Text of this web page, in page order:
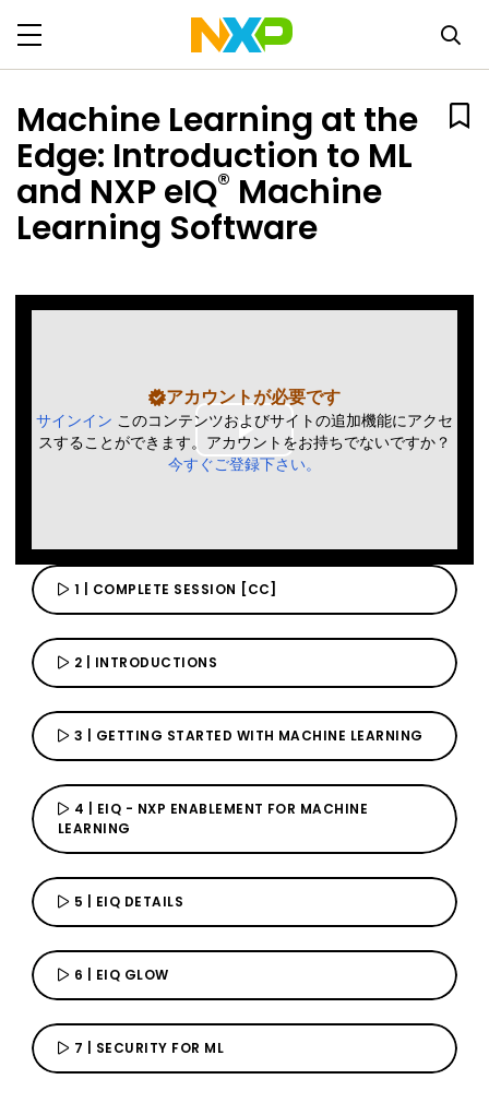
Machine Learning at the
Edge: Introduction to ML
and NXP eIQ® Machine
Learning Software
Play
アカウントが必要です
サインイン このコンテンツおよびサイトの追加機能にアクセ
スすることができます。アカウントをお持ちでないですか？
今すぐご登録下さい。
スすることができます。アカウントをお持ちでないですか？
今すぐご登録下さい。
スすることができます。アカウントをお持ちでないですか？
今すぐご登録下さい。
スすることができます。アカウントをお持ちでないですか？
今すぐご登録下さい。
スすることができます。アカウントをお持ちでないですか？
今すぐご登録下さい。
スすることができます。アカウントをお持ちでないですか？
今すぐご登録下さい。
スすることができます。アカウントをお持ちでないですか？
今すぐご登録下さい。
1 | COMPLETE SESSION [CC]
2 | INTRODUCTIONS
3 | GETTING STARTED WITH MACHINE LEARNING
4 | EIQ - NXP ENABLEMENT FOR MACHINE
LEARNING
5 | EIQ DETAILS
6 | EIQ GLOW
7 | SECURITY FOR ML